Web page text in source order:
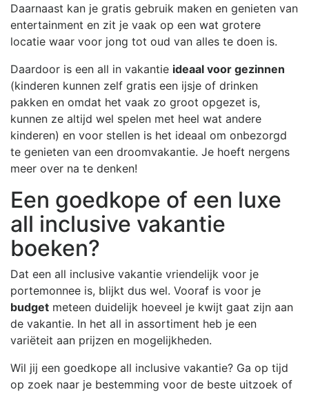
Daarnaast kan je gratis gebruik maken en genieten van
entertainment en zit je vaak op een wat grotere
locatie waar voor jong tot oud van alles te doen is.
Daardoor is een all in vakantie ideaal voor gezinnen
(kinderen kunnen zelf gratis een ijsje of drinken
pakken en omdat het vaak zo groot opgezet is,
kunnen ze altijd wel spelen met heel wat andere
kinderen) en voor stellen is het ideaal om onbezorgd
te genieten van een droomvakantie. Je hoeft nergens
meer over na te denken!
Een goedkope of een luxe
all inclusive vakantie
boeken?
Dat een all inclusive vakantie vriendelijk voor je
portemonnee is, blijkt dus wel. Vooraf is voor je
budget meteen duidelijk hoeveel je kwijt gaat zijn aan
de vakantie. In het all in assortiment heb je een
variëteit aan prijzen en mogelijkheden.
Wil jij een goedkope all inclusive vakantie? Ga op tijd
op zoek naar je bestemming voor de beste uitzoek of